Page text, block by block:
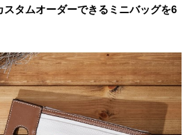
スタムオーダーできるミニバッグを6